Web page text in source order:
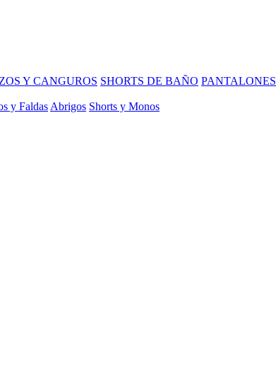
Y CANGUROS SHORTS DE BAÑO PANTALONES
y Faldas Abrigos Shorts y Monos